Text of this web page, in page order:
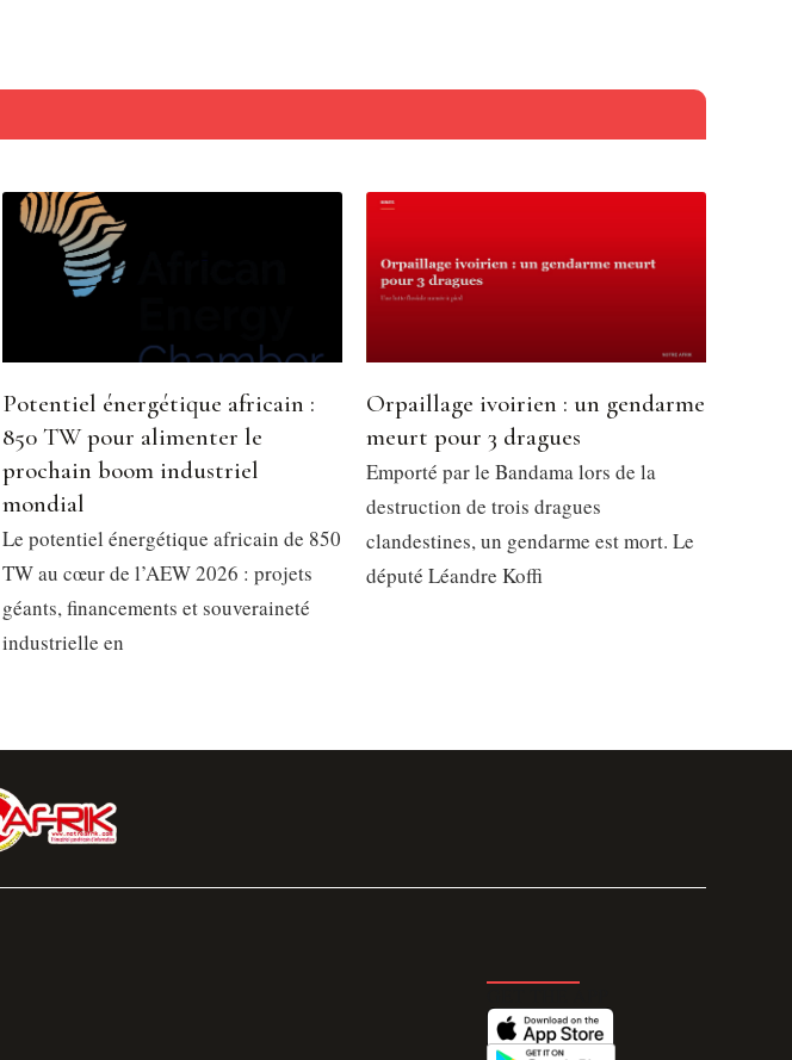
Potentiel énergétique africain :
850 TW pour alimenter le
prochain boom industriel
mondial
Le potentiel énergétique africain de 850
TW au cœur de l’AEW 2026 : projets
géants, financements et souveraineté
industrielle en
Orpaillage ivoirien : un gendarme
meurt pour 3 dragues
Emporté par le Bandama lors de la
destruction de trois dragues
clandestines, un gendarme est mort. Le
député Léandre Koffi